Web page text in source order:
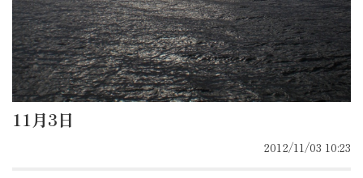
11月3日
2012/11/03 10:23